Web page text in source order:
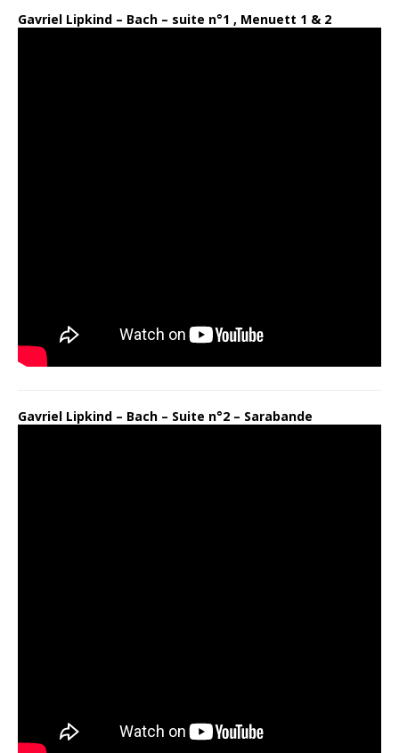
Gavriel Lipkind – Bach – suite n°1 , Menuett 1 & 2
Gavriel Lipkind – Bach – Suite n°2 – Sarabande